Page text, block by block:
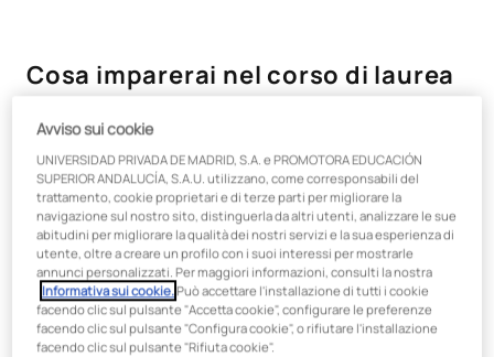
Cosa imparerai nel corso di laurea
industriale e sviluppo del prodotto
+ Ingegneria meccanica?
Ilcorso di laurea in Ingegneria del design industriale e
dello sviluppo del prodotto + Ingegneria meccanicanasce
per rispondere alle esigenze del settore industriale. Entrambe
le lauree sono molto richieste dalle aziende del settore
Avviso sui cookie
UNIVERSIDAD PRIVADA DE MADRID, S.A. e PROMOTORA EDUCACIÓN
SUPERIOR ANDALUCÍA, S.A.U. utilizzano, come corresponsabili del
trattamento, cookie proprietari e di terze parti per migliorare la
navigazione sul nostro sito, distinguerla da altri utenti, analizzare le sue
abitudini per migliorare la qualità dei nostri servizi e la sua esperienza di
utente, oltre a creare un profilo con i suoi interessi per mostrarle
annunci personalizzati. Per maggiori informazioni, consulti la nostra
Informativa sui cookie.Può accettare l'installazione di tutti i cookie
facendo clic sul pulsante "Accetta cookie", configurare le preferenze
facendo clic sul pulsante "Configura cookie", o rifiutare l'installazione
facendo clic sul pulsante "Rifiuta cookie".